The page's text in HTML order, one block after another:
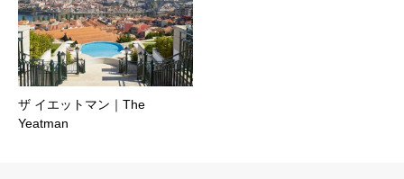
ておりますが、お問い合わせ・ご依頼の内容によ
りましては、即日に回答できない場合もございま
すので予めご了承下さい。
・お問合わせやお見積り、ホテルの空室・航空座
ザ イエットマン｜The
Yeatman